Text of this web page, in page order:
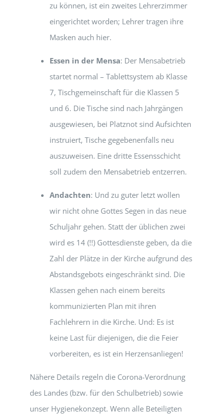
zu können, ist ein zweites Lehrerzimmer
eingerichtet worden; Lehrer tragen ihre
Masken auch hier.
Essen in der Mensa: Der Mensabetrieb
startet normal – Tablettsystem ab Klasse
7, Tischgemeinschaft für die Klassen 5
und 6. Die Tische sind nach Jahrgängen
ausgewiesen, bei Platznot sind Aufsichten
instruiert, Tische gegebenenfalls neu
auszuweisen. Eine dritte Essensschicht
soll zudem den Mensabetrieb entzerren.
Andachten: Und zu guter letzt wollen
wir nicht ohne Gottes Segen in das neue
Schuljahr gehen. Statt der üblichen zwei
wird es 14 (!!) Gottesdienste geben, da die
Zahl der Plätze in der Kirche aufgrund des
Abstandsgebots eingeschränkt sind. Die
Klassen gehen nach einem bereits
kommunizierten Plan mit ihren
Fachlehrern in die Kirche. Und: Es ist
keine Last für diejenigen, die die Feier
vorbereiten, es ist ein Herzensanliegen!
Nähere Details regeln die Corona-Verordnung
des Landes (bzw. für den Schulbetrieb) sowie
unser Hygienekonzept. Wenn alle Beteiligten